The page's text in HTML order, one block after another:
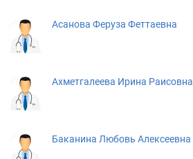
Асанова Феруза Феттаевна
Ахметгалеева Ирина Раисовна
Баканина Любовь Алексеевна